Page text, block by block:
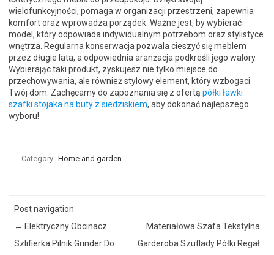
wielofunkcyjności, pomaga w organizacji przestrzeni, zapewnia
komfort oraz wprowadza porządek. Ważne jest, by wybierać
model, który odpowiada indywidualnym potrzebom oraz stylistyce
wnętrza. Regularna konserwacja pozwala cieszyć się meblem
przez długie lata, a odpowiednia aranżacja podkreśli jego walory.
Wybierając taki produkt, zyskujesz nie tylko miejsce do
przechowywania, ale również stylowy element, który wzbogaci
Twój dom. Zachęcamy do zapoznania się z ofertą półki ławki
szafki stojaka na buty z siedziskiem, aby dokonać najlepszego
wyboru!
Category: Home and garden
Post navigation
← Elektryczny Obcinacz
Szlifierka Pilnik Grinder Do
Materiałowa Szafa Tekstylna
Garderoba Szuflady Półki Regał